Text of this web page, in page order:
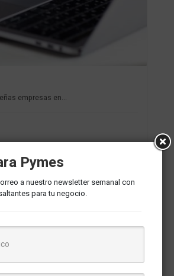
empresas en...
Pymes
a nuestro newsletter semanal con
para tu negocio.